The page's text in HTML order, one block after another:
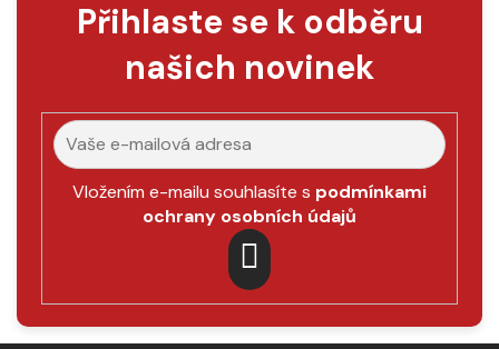
Přihlaste se k odběru
našich novinek
Vložením e-mailu souhlasíte s podmínkami
ochrany osobních údajů
PŘIHLÁSIT
SE